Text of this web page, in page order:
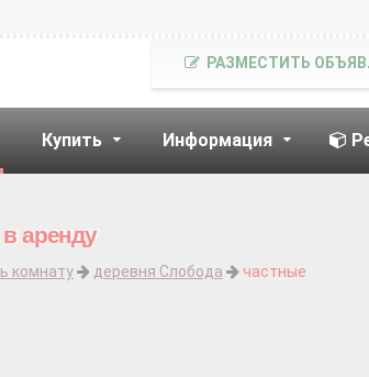
Купить Информация
РАЗМЕСТИТЬ
аренду
комнату деревня Слобода
частные